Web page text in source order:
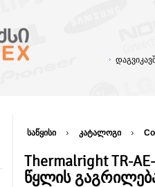
საწყისი კატალოგი
Thermalright TR-
წყლის